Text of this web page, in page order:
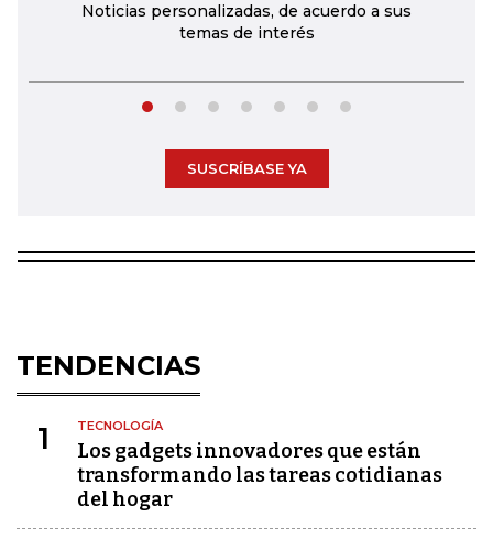
Noticias personalizadas, de acuerdo a sus
temas de interés
SUSCRÍBASE YA
TENDENCIAS
1 TECNOLOGÍA
Los gadgets innovadores que están
transformando las tareas cotidianas
del hogar